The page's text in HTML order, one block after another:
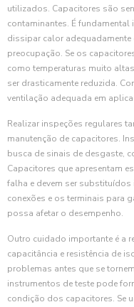
utilizados. Capacitores são
contaminantes. É
dissipar calor adequadamente
preocupação. Se os
como temperaturas muito
ser drasticamente reduzida.
ventilação adequada em
Realizar inspeções regulares
manutenção de capacitores.
busca de sinais de desgaste,
Capacitores que apresentam
falha e devem ser
conexões e os terminais para
possa afetar o desempenho.
Outro cuidado importante é a
capacitância e resistência de
problemas antes que se
instrumentos de teste pode
condição dos capacitores. Se